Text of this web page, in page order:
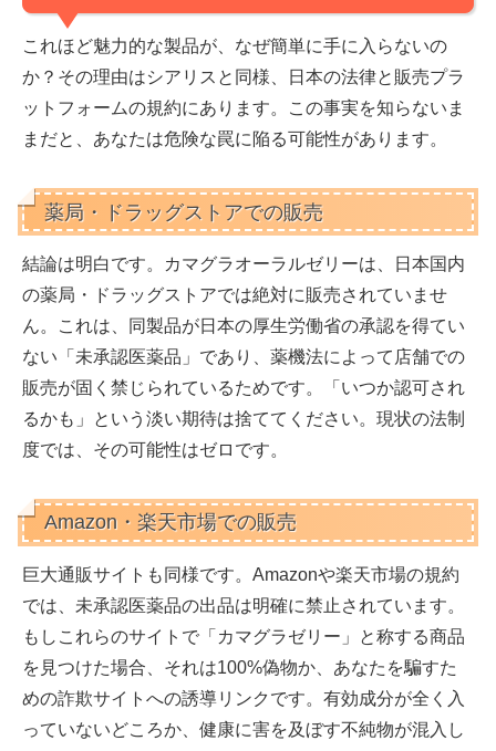
これほど魅力的な製品が、なぜ簡単に手に入らないの
か？その理由はシアリスと同様、日本の法律と販売プラ
ットフォームの規約にあります。この事実を知らないま
まだと、あなたは危険な罠に陥る可能性があります。
薬局・ドラッグストアでの販売
結論は明白です。
カマグラオーラルゼリーは、日本国内
の薬局・ドラッグストアでは絶対に販売されていませ
ん。
これは、同製品が日本の厚生労働省の承認を得てい
ない「未承認医薬品」であり、薬機法によって店舗での
販売が固く禁じられているためです。「いつか認可され
るかも」という淡い期待は捨ててください。現状の法制
度では、その可能性はゼロです。
Amazon・楽天市場での販売
巨大通販サイトも同様です。 Amazonや楽天市場の規約
では、未承認医薬品の出品は明確に禁止されています。
もしこれらのサイトで「カマグラゼリー」と称する商品
を見つけた場合、それは100%偽物か、あなたを騙すた
めの詐欺サイトへの誘導リンク です。有効成分が全く入
っていないどころか、健康に害を及ぼす不純物が混入し